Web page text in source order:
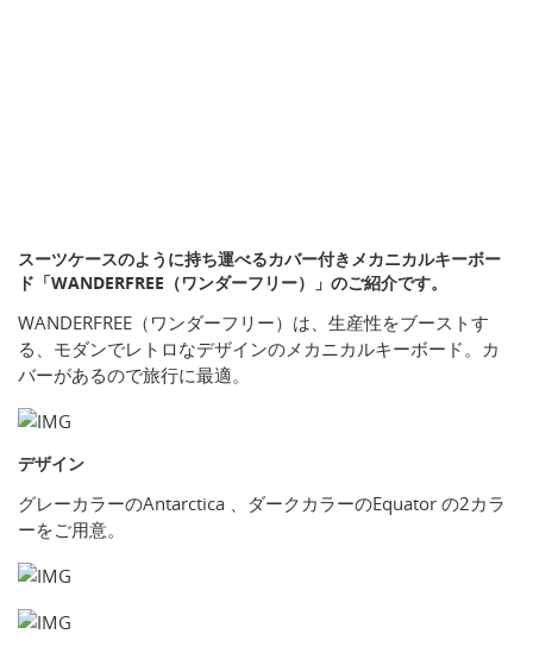
スーツケースのように持ち運べるカバー付きメカニカルキーボー
ド「WANDERFREE（ワンダーフリー）」のご紹介です。
WANDERFREE（ワンダーフリー）は、生産性をブーストす
る、モダンでレトロなデザインのメカニカルキーボード。カ
バーがあるので旅行に最適。
デザイン
グレーカラーのAntarctica 、ダークカラーのEquator の2カラ
ーをご用意。